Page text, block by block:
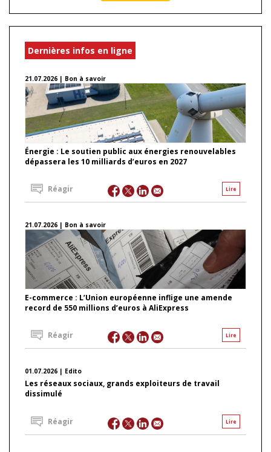
Dernières infos en ligne
21.07.2026 | Bon à savoir
Énergie : Le soutien public aux énergies renouvelables
dépassera les 10 milliards d’euros en 2027
Lire
Réagir
21.07.2026 | Bon à savoir
E-commerce : L’Union européenne inflige une amende
record de 550 millions d’euros à AliExpress
Lire
Réagir
01.07.2026 | Edito
Les réseaux sociaux, grands exploiteurs de travail
dissimulé
Lire
Réagir